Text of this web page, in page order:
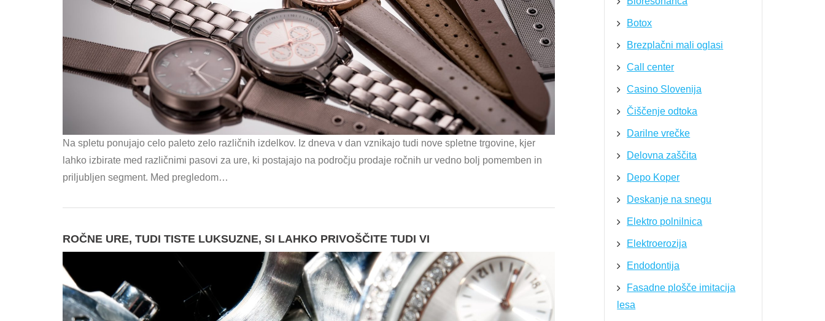
Na spletu ponujajo celo paleto zelo različnih izdelkov. Iz dneva v dan vznikajo tudi nove spletne trgovine, kjer
lahko izbirate med različnimi pasovi za ure, ki postajajo na področju prodaje ročnih ur vedno bolj pomemben in
priljubljen segment. Med pregledom…
ROČNE URE, TUDI TISTE LUKSUZNE, SI LAHKO PRIVOŠČITE TUDI VI
Botox
Brezplačni mali oglasi
Call center
Casino Slovenija
Čiščenje odtoka
Darilne vrečke
Delovna zaščita
Depo Koper
Deskanje na snegu
Elektro polnilnica
Elektroerozija
Endodontija
Fasadne plošče imitacija
lesa